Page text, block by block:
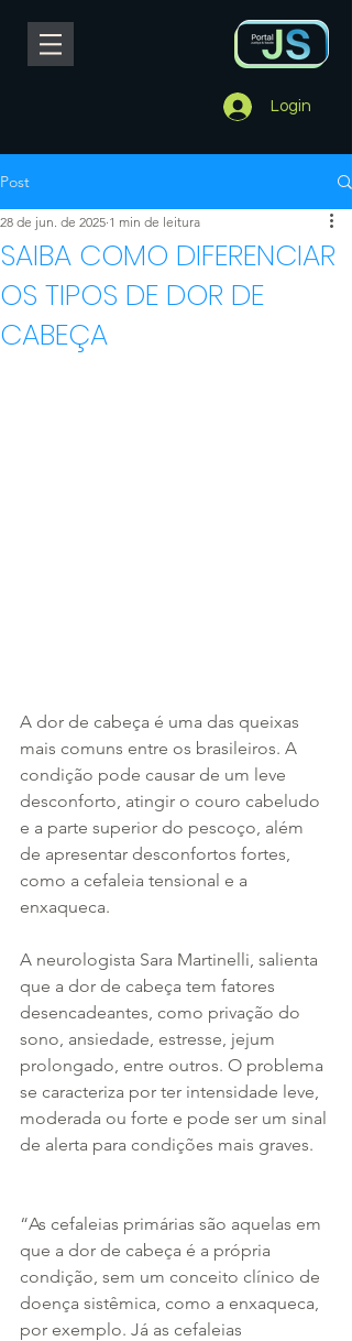
Login
Post
SAIBA COMO DIFERENCIAR
OS TIPOS DE DOR DE
CABEÇA
28 de jun. de 2025 1 min de leitura
A dor de cabeça é uma das queixas
mais comuns entre os brasileiros. A
condição pode causar de um leve
desconforto, atingir o couro cabeludo
e a parte superior do pescoço, além
de apresentar desconfortos fortes,
como a cefaleia tensional e a
enxaqueca.
A neurologista Sara Martinelli, salienta
que a dor de cabeça tem fatores
desencadeantes, como privação do
sono, ansiedade, estresse, jejum
prolongado, entre outros. O problema
se caracteriza por ter intensidade leve,
moderada ou forte e pode ser um sinal
de alerta para condições mais graves.
“As cefaleias primárias são aquelas em
que a dor de cabeça é a própria
condição, sem um conceito clínico de
doença sistêmica, como a enxaqueca,
por exemplo. Já as cefaleias